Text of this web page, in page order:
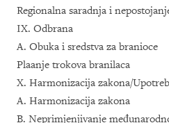
Regionalna saradnja i
IX. Odbrana
A. Obuka i sredstva za branioce
Plaanje trokova branilaca
X. Harmonizacija zakona/
A. Harmonizacija zakona
B. Neprimjenjivanje